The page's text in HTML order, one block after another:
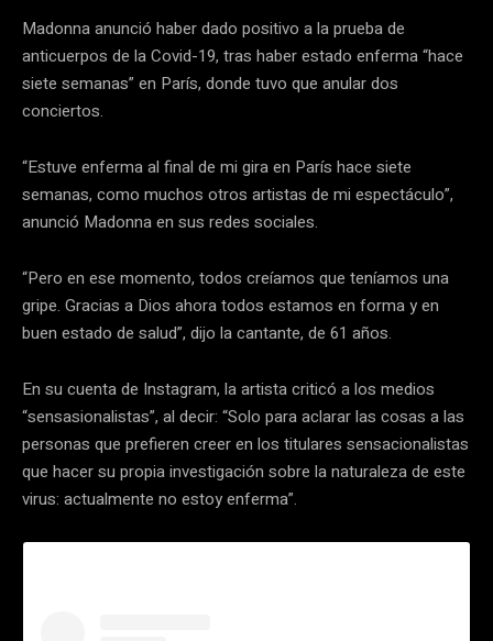
Madonna anunció haber dado positivo a la prueba de
anticuerpos de la Covid-19, tras haber estado enferma “hace
siete semanas” en París, donde tuvo que anular dos
conciertos.
“Estuve enferma al final de mi gira en París hace siete
semanas, como muchos otros artistas de mi espectáculo”,
anunció Madonna en sus redes sociales.
“Pero en ese momento, todos creíamos que teníamos una
gripe. Gracias a Dios ahora todos estamos en forma y en
buen estado de salud”, dijo la cantante, de 61 años.
En su cuenta de Instagram, la artista criticó a los medios
“sensasionalistas”, al decir: “Solo para aclarar las cosas a las
personas que prefieren creer en los titulares sensacionalistas
que hacer su propia investigación sobre la naturaleza de este
virus: actualmente no estoy enferma”.